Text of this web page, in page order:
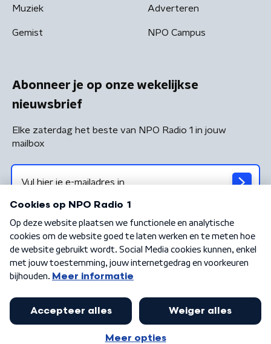
Muziek
Gemist
Adverteren
NPO Campus
Abonneer je op onze wekelijkse
nieuwsbrief
Elke zaterdag het beste van NPO Radio 1 in jouw
mailbox
Algemene voorwaarden